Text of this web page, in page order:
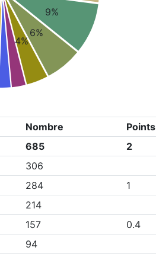
9%
6%
4%
Nombre
Points
685
2
306
284
1
214
157
0.4
94